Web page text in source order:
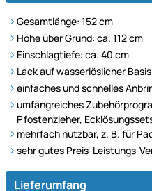
Gesamtlänge: 152 cm
Höhe über Grund: ca. 112 cm
Einschlagtiefe: ca. 40 cm
Lack auf wasserlöslicher
einfaches und schnelles
umfangreiches
Pfostenzieher,
mehrfach nutzbar, z. B. für
sehr gutes Preis-Leistungs-
Lieferumfang